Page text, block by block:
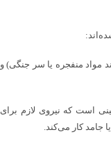
مواد منفجره یا سر جنگی) و
است که نیروی لازم برای
جامد کار می‌کند.